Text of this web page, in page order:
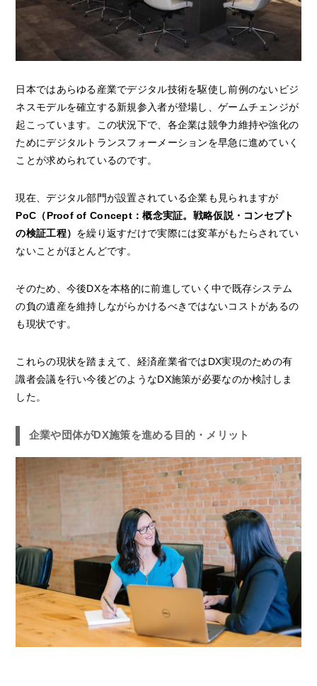
日本ではあらゆる産業でデジタル技術を駆使し前例のないビジ
ネスモデルを確立する新規参入者が登場し、ゲームチェンジが
起こっています。この状況下で、各企業は競争力維持や強化の
ためにデジタルトランスフォーメーションを早急に進めていく
ことが求められているのです。
現在、デジタル部門が設置されている企業も見られますが
PoC（Proof of Concept：概念実証。戦略仮説・コンセプト
の検証工程） を繰り返すだけで実際には変革がもたらされてい
ないことがほとんどです。
そのため、今後DXを本格的に前進していく中で既存システム
の負の遺産を維持しながらかけるべきではないコストがあるの
も現状です。
これらの現状を踏まえて、経済産業省ではDX実現のための有
識者会議を行い今後どのようなDX施策が必要なのか検討しま
した。
企業や団体がDX施策を進める目的・メリット